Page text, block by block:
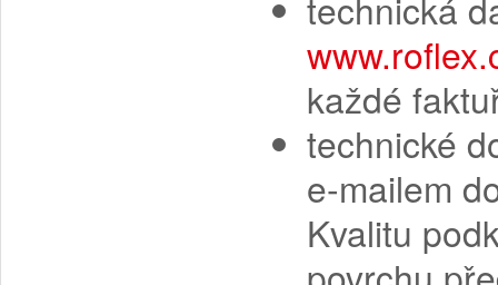
každé
technické
e-mailem
Kvalitu